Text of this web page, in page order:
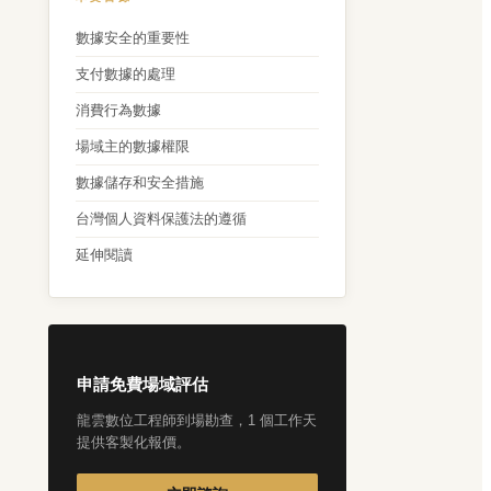
數據安全的重要性
支付數據的處理
消費行為數據
場域主的數據權限
數據儲存和安全措施
台灣個人資料保護法的遵循
延伸閱讀
申請免費場域評估
龍雲數位工程師到場勘查，1 個工作天
提供客製化報價。